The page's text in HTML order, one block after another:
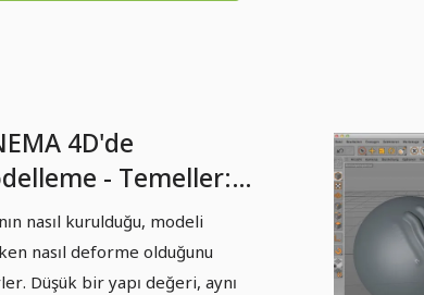
4D'de
- Temeller:
05 - Yapı
nasıl kurulduğu, modeli
nasıl deforme olduğunu
Düşük bir yapı değeri, aynı